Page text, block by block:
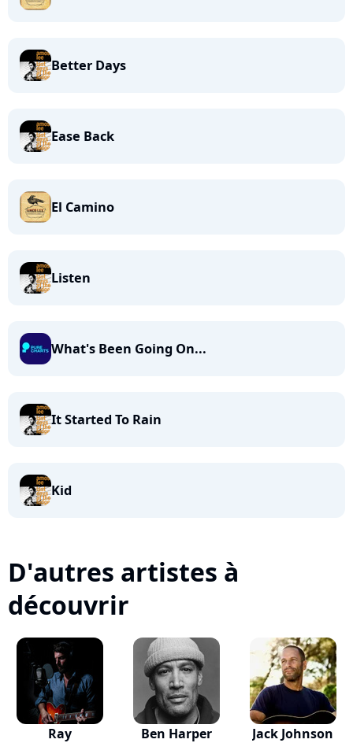
Better Days
Ease Back
El Camino
Listen
What's Been Going On...
It Started To Rain
Kid
D'autres artistes à
découvrir
Ray
Ben Harper Jack Johnson